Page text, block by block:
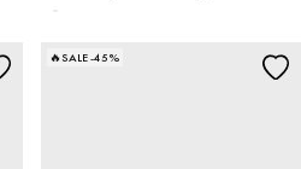
🔥SALE -45%